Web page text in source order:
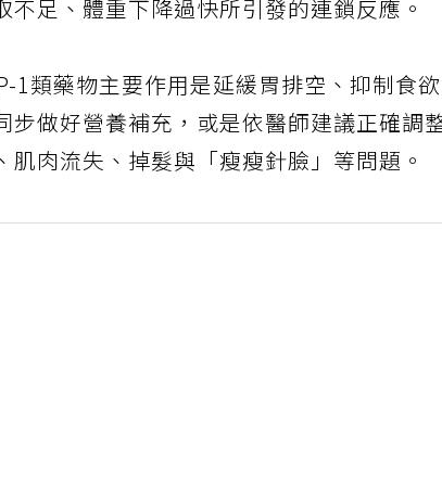
不足、體重下降過快所引發的連鎖反應。
1類藥物主要作用是延緩胃排空、抑制食
步做好營養補充，或是依醫師建議正確調
肌肉流失、掉髮與「瘦瘦針臉」等問題。